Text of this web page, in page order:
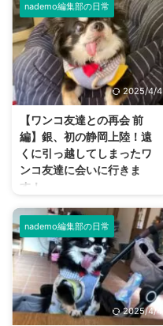
nademo編集部の日常
2025/4/4
【ワンコ友達との再会 前
編】銀、初の静岡上陸！遠
くに引っ越してしまったワ
ンコ友達に会いに行きま
す！
私は家にワンコ友達を呼び、ワン
コを放流しながら友達と談笑する
のが大好きです。 逆に私がワン
コ友達の家に遊びに行くのも良
き。 我が家にはとても親しいワ
ンコ友達がいたのですが、1年ほ
ど前に離れ離れになってしまい、
それができなくなってしまいまし
nademo編集部の日常
2025/4/4